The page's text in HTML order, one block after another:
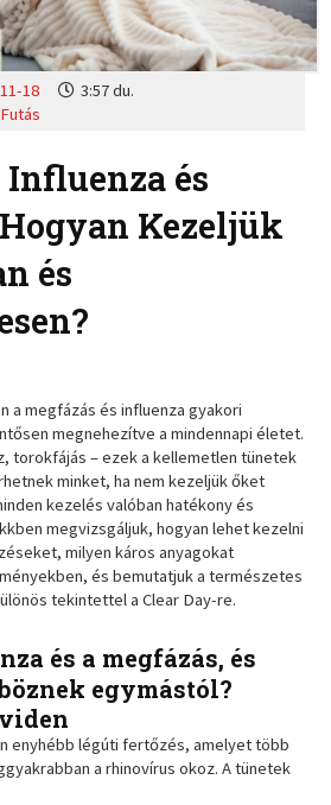
18
3:57 du.
Futás
és
Kezeljük
és
a megfázás és influenza gyakori
megnehezítve a mindennapi életet.
torokfájás – ezek a kellemetlen tünetek
minket, ha nem kezeljük őket
kezelés valóban hatékony és
megvizsgáljuk, hogyan lehet kezelni
milyen káros anyagokat
és bemutatjuk a természetes
tekintettel a Clear Day-re.
és a megfázás, és
egymástól?
enyhébb légúti fertőzés, amelyet több
a rhinovírus okoz. A tünetek